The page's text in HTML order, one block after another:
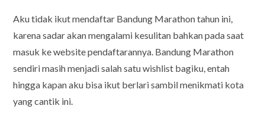
Aku tidak ikut mendaftar Bandung Marathon tahun ini,
karena sadar akan mengalami kesulitan bahkan pada saat
masuk ke website pendaftarannya. Bandung Marathon
sendiri masih menjadi salah satu wishlist bagiku, entah
hingga kapan aku bisa ikut berlari sambil menikmati kota
yang cantik ini.